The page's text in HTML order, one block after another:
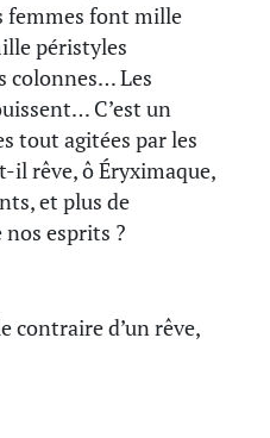
femmes font mille
péristyles
colonnes… Les
C’est un
tout agitées par les
il rêve, ô Éryximaque,
et plus de
esprits ?
contraire d’un rêve,